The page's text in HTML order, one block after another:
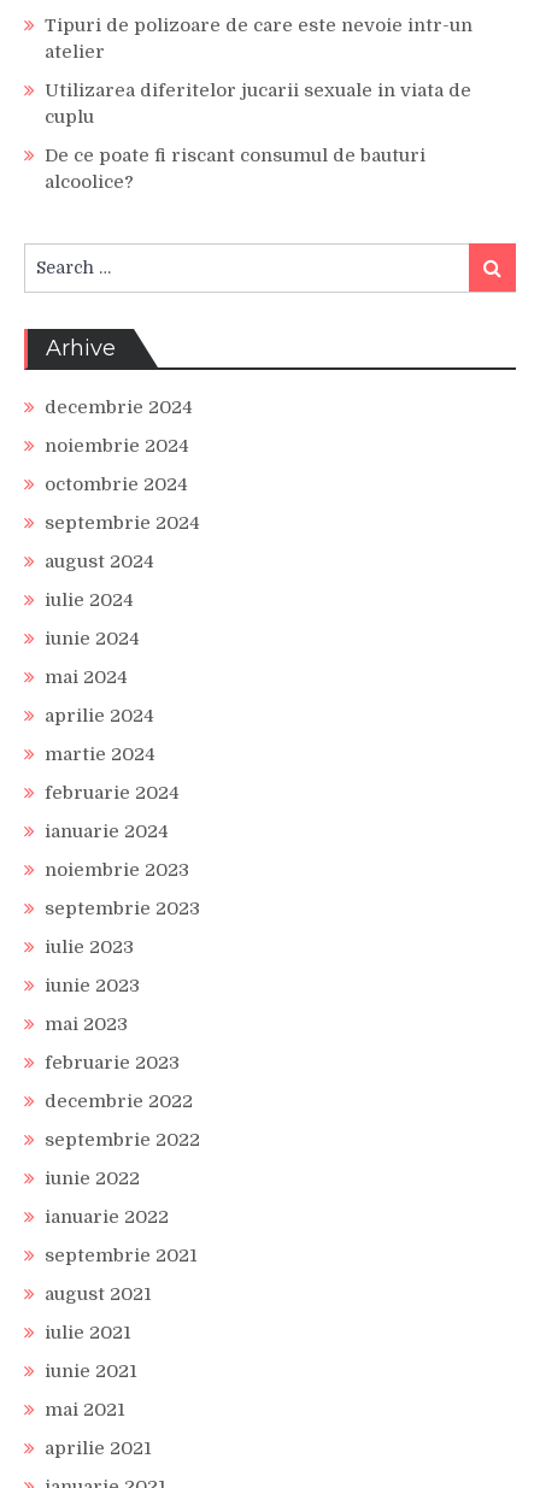
Tipuri de polizoare de care este nevoie intr-un
atelier
Utilizarea diferitelor jucarii sexuale in viata de
cuplu
De ce poate fi riscant consumul de bauturi
alcoolice?
for:
Search
Arhive
decembrie 2024
noiembrie 2024
octombrie 2024
septembrie 2024
august 2024
iulie 2024
iunie 2024
mai 2024
aprilie 2024
martie 2024
februarie 2024
ianuarie 2024
noiembrie 2023
septembrie 2023
iulie 2023
iunie 2023
mai 2023
februarie 2023
decembrie 2022
septembrie 2022
iunie 2022
ianuarie 2022
septembrie 2021
august 2021
iulie 2021
iunie 2021
mai 2021
aprilie 2021